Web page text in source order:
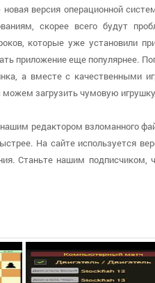
версия операционной
скорее всего будут
которые уже установили
приложение еще популярнее.
а вместе с качественными
загрузить чумовую
редактором взломанного
На сайте используется
Станьте нашим подписчиком,